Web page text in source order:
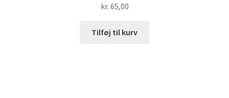
kr. 65,00
Tilføj til kurv